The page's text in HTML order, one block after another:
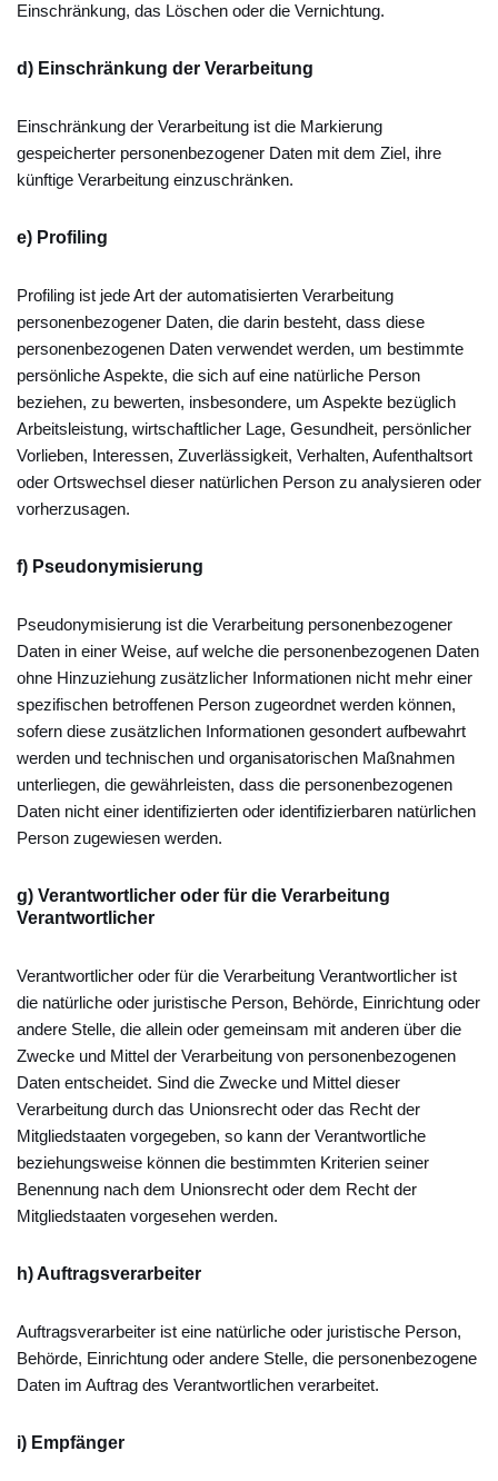
Einschränkung, das Löschen oder die Vernichtung.
d) Einschränkung der Verarbeitung
Einschränkung der Verarbeitung ist die Markierung
gespeicherter personenbezogener Daten mit dem Ziel, ihre
künftige Verarbeitung einzuschränken.
e) Profiling
Profiling ist jede Art der automatisierten Verarbeitung
personenbezogener Daten, die darin besteht, dass diese
personenbezogenen Daten verwendet werden, um bestimmte
persönliche Aspekte, die sich auf eine natürliche Person
beziehen, zu bewerten, insbesondere, um Aspekte bezüglich
Arbeitsleistung, wirtschaftlicher Lage, Gesundheit, persönlicher
Vorlieben, Interessen, Zuverlässigkeit, Verhalten, Aufenthaltsort
oder Ortswechsel dieser natürlichen Person zu analysieren oder
vorherzusagen.
f) Pseudonymisierung
Pseudonymisierung ist die Verarbeitung personenbezogener
Daten in einer Weise, auf welche die personenbezogenen Daten
ohne Hinzuziehung zusätzlicher Informationen nicht mehr einer
spezifischen betroffenen Person zugeordnet werden können,
sofern diese zusätzlichen Informationen gesondert aufbewahrt
werden und technischen und organisatorischen Maßnahmen
unterliegen, die gewährleisten, dass die personenbezogenen
Daten nicht einer identifizierten oder identifizierbaren natürlichen
Person zugewiesen werden.
g) Verantwortlicher oder für die Verarbeitung
Verantwortlicher
Verantwortlicher oder für die Verarbeitung Verantwortlicher ist
die natürliche oder juristische Person, Behörde, Einrichtung oder
andere Stelle, die allein oder gemeinsam mit anderen über die
Zwecke und Mittel der Verarbeitung von personenbezogenen
Daten entscheidet. Sind die Zwecke und Mittel dieser
Verarbeitung durch das Unionsrecht oder das Recht der
Mitgliedstaaten vorgegeben, so kann der Verantwortliche
beziehungsweise können die bestimmten Kriterien seiner
Benennung nach dem Unionsrecht oder dem Recht der
Mitgliedstaaten vorgesehen werden.
h) Auftragsverarbeiter
Auftragsverarbeiter ist eine natürliche oder juristische Person,
Behörde, Einrichtung oder andere Stelle, die personenbezogene
Daten im Auftrag des Verantwortlichen verarbeitet.
i) Empfänger